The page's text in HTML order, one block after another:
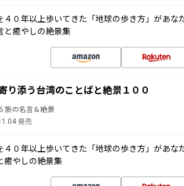
４０年以上歩いてきた「地球の歩き方」があな
と癒やしの絶景集
り添う台湾のことばと絶景１００
旅の名言＆絶景
発売
４０年以上歩いてきた「地球の歩き方」があな
癒やしの絶景集